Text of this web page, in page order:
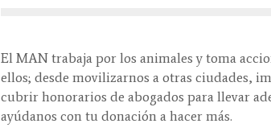
El MAN trabaja por los animales y toma
ellos; desde movilizarnos a otras ciudades,
cubrir honorarios de abogados para llevar
ayúdanos con tu donación a hacer más.